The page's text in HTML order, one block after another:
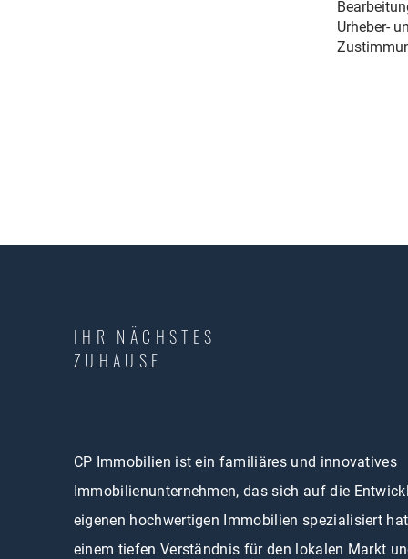
Urheber-
IHR NÄCHSTES
ZUHAUSE
CP Immobilien ist ein familiäres und innovatives
Immobilienunternehmen, das sich auf die
eigenen hochwertigen Immobilien spezialisiert
einem tiefen Verständnis für den lokalen Markt